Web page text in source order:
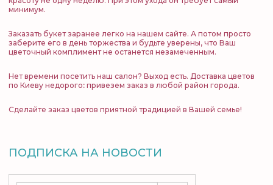
минимум.
Заказать букет заранее легко на нашем сайте. А потом просто
заберите его в день торжества и будьте уверены, что Ваш
цветочный комплимент не останется незамеченным.
Нет времени посетить наш салон? Выход есть. Доставка цветов
по Киеву недорого: привезем заказ в любой район города.
Сделайте заказ цветов приятной традицией в Вашей семье!
ПОДПИСКА НА НОВОСТИ